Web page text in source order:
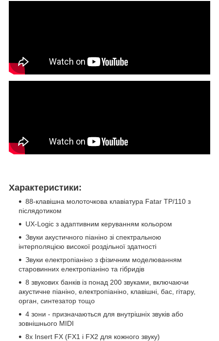
Характеристики:
88-клавішна молоточкова клавіатура Fatar TP/110 з
післядотиком
UX-Logic з адаптивним керуванням кольором
Звуки акустичного піаніно зі спектральною
інтерполяцією високої роздільної здатності
Звуки електропіаніно з фізичним моделюванням
старовинних електропіаніно та гібридів
8 звукових банків із понад 200 звуками, включаючи
акустичне піаніно, електропіаніно, клавішні, бас, гітару,
орган, синтезатор тощо
4 зони - призначаються для внутрішніх звуків або
зовнішнього MIDI
8x Insert FX (FX1 і FX2 для кожного звуку)